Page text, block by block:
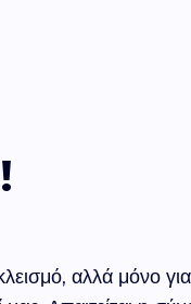
αλλά μόνο